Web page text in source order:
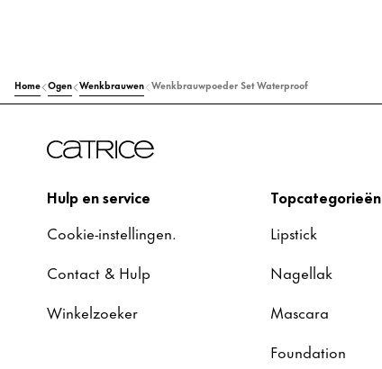
Home Ogen Wenkbrauwen Wenkbrauwpoeder Set Waterproof
Hulp en service
Cookie-instellingen.
Contact & Hulp
Winkelzoeker
Topcategorieën
Lipstick
Nagellak
Mascara
Foundation